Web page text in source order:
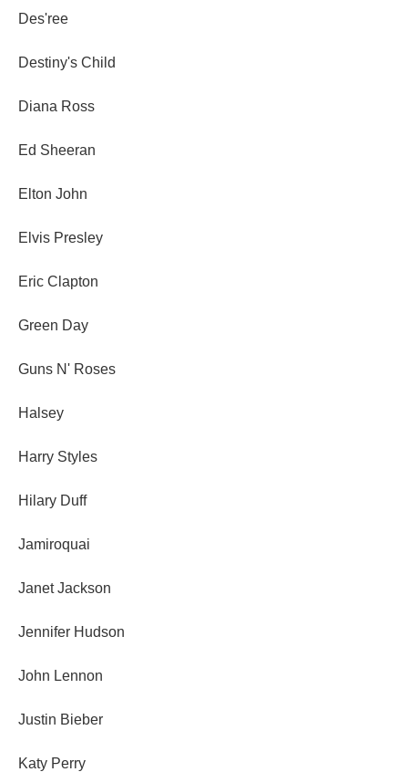
Des'ree
Destiny's Child
Diana Ross
Ed Sheeran
Elton John
Elvis Presley
Eric Clapton
Green Day
Guns N' Roses
Halsey
Harry Styles
Hilary Duff
Jamiroquai
Janet Jackson
Jennifer Hudson
John Lennon
Justin Bieber
Katy Perry